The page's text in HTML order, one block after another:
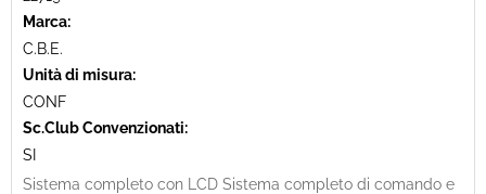
Marca:
C.B.E.
Unità di misura:
CONF
Sc.Club Convenzionati:
SI
Sistema completo con LCD Sistema completo di comando e